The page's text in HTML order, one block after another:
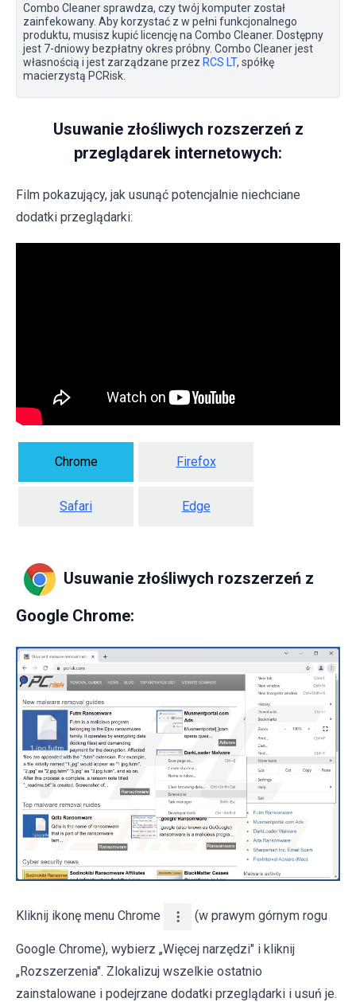
Combo Cleaner sprawdza, czy twój komputer został
zainfekowany. Aby korzystać z w pełni funkcjonalnego
produktu, musisz kupić licencję na Combo Cleaner. Dostępny
jest 7-dniowy bezpłatny okres próbny. Combo Cleaner jest
własnością i jest zarządzane przez RCS LT, spółkę
macierzystą PCRisk.
Usuwanie złośliwych rozszerzeń z
przeglądarek internetowych:
Film pokazujący, jak usunąć potencjalnie niechciane
dodatki przeglądarki:
Chrome Firefox
Safari Edge
Usuwanie złośliwych rozszerzeń z
Google Chrome:
Kliknij ikonę menu Chrome (w prawym górnym rogu
Google Chrome), wybierz „Więcej narzędzi" i kliknij
„Rozszerzenia". Zlokalizuj wszelkie ostatnio
zainstalowane i podejrzane dodatki przeglądarki i usuń je.